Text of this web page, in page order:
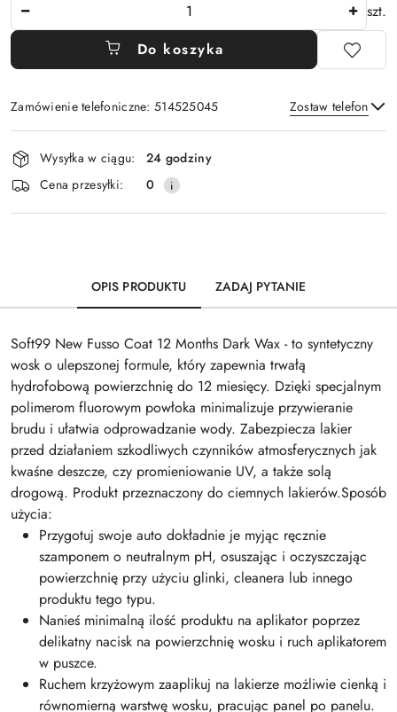
szt.
Do koszyka
Zamówienie telefoniczne: 514525045 Zostaw telefon
Wyślij
Dostępność
i
dostawa
Wysyłka w ciągu:
24 godziny
Cena przesyłki:
0
OPIS PRODUKTU ZADAJ PYTANIE
Soft99 New Fusso Coat 12 Months Dark Wax - to syntetyczny
wosk o ulepszonej formule, który zapewnia trwałą
hydrofobową powierzchnię do 12 miesięcy. Dzięki specjalnym
polimerom fluorowym powłoka minimalizuje przywieranie
brudu i ułatwia odprowadzanie wody. Zabezpiecza lakier
przed działaniem szkodliwych czynników atmosferycznych jak
kwaśne deszcze, czy promieniowanie UV, a także solą
drogową. Produkt przeznaczony do ciemnych lakierów.Sposób
użycia:
Przygotuj swoje auto dokładnie je myjąc ręcznie
szamponem o neutralnym pH, osuszając i oczyszczając
powierzchnię przy użyciu glinki, cleanera lub innego
produktu tego typu.
Nanieś minimalną ilość produktu na aplikator poprzez
delikatny nacisk na powierzchnię wosku i ruch aplikatorem
w puszce.
Ruchem krzyżowym zaaplikuj na lakierze możliwie cienką i
równomierną warstwę wosku, pracując panel po panelu.